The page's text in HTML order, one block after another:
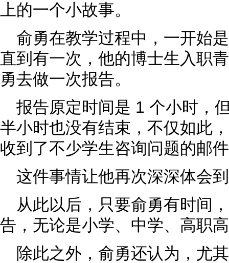
上的一个小故事。
俞勇在教学过程中，一开始
直到有一次，他的博士生入职
勇去做一次报告。
报告原定时间是 1 个小时，
半小时也没有结束，不仅如此
收到了不少学生咨询问题的邮
这件事情让他再次深深体会
从此以后，只要俞勇有时间
告，无论是小学、中学、高职
除此之外，俞勇还认为，尤